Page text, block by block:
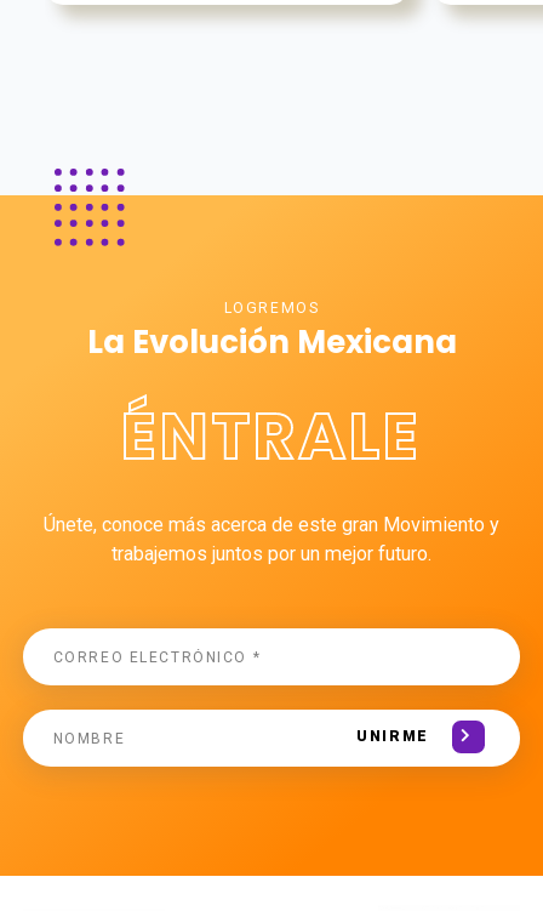
LOGREMOS
La Evolución Mexicana
ÉNTRALE
Únete, conoce más acerca de este gran Movimiento y
trabajemos juntos por un mejor futuro.
UNIRME